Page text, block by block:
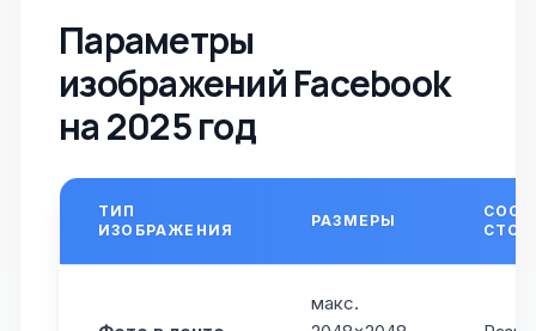
Параметры
изображений Facebook
на 2025 год
ТИП
ИЗОБРАЖЕНИЯ
РАЗМЕРЫ
макс.